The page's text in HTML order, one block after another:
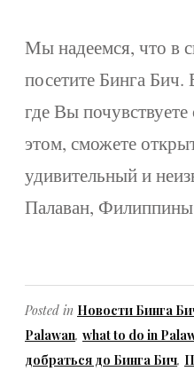
Мы надеемся, что в
посетите Бинга Бич.
где Вы
этом, сможете
удивительный и
Палаван,
Posted in Новости Бинга
Palawan, what to do in
добраться до Бинга Бич,